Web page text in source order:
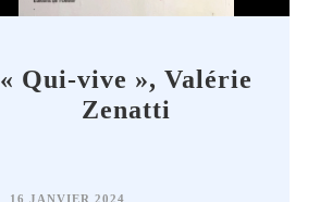
« Qui-vive », Valérie
Zenatti
16 JANVIER 2024